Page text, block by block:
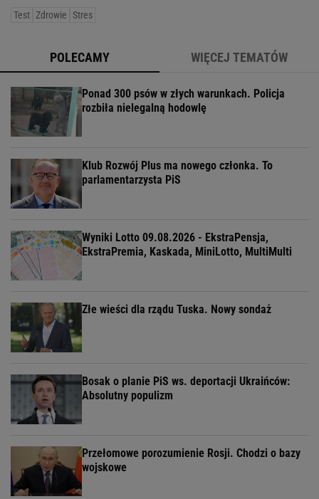
Test Zdrowie Stres
POLECAMY WIĘCEJ TEMATÓW
Ponad 300 psów w złych warunkach. Policja
rozbiła nielegalną hodowlę
Klub Rozwój Plus ma nowego członka. To
parlamentarzysta PiS
Wyniki Lotto 09.08.2026 - EkstraPensja,
EkstraPremia, Kaskada, MiniLotto, MultiMulti
Złe wieści dla rządu Tuska. Nowy sondaż
Bosak o planie PiS ws. deportacji Ukraińców:
Absolutny populizm
Przełomowe porozumienie Rosji. Chodzi o bazy
wojskowe